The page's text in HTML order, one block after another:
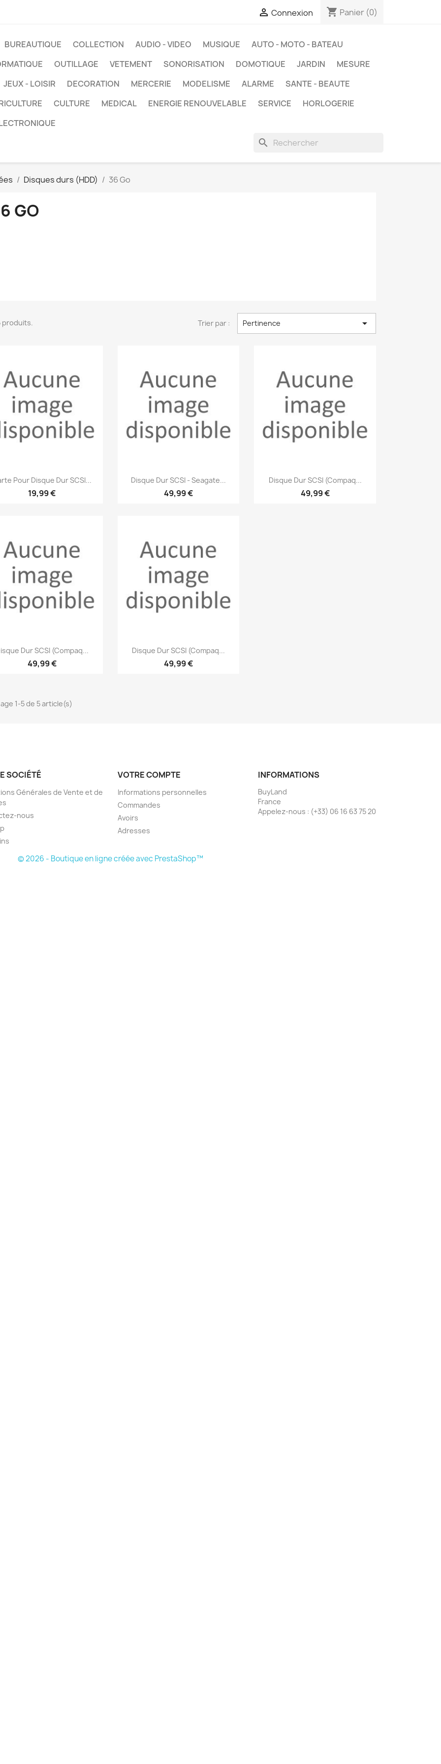
 Connexion shopping_cart Panier (0)
BUREAUTIQUE COLLECTION AUDIO - VIDEO MUSIQUE
AUTO - MOTO - BATEAU
OUTILLAGE VETEMENT SONORISATION DOMOTIQUE JARDIN
MESURE
JEUX - LOISIR
DECORATION MERCERIE MODELISME ALARME
SANTE - BEAUTE
CULTURE MEDICAL ENERGIE RENOUVELABLE SERVICE
HORLOGERIE
search
Disques durs (HDD) 36 Go
GO
produits. Trier par : Pertinence 
Aperçu rapide
Pour Disque Dur SCSI...
19,99 €
Aperçu rapide
Disque Dur SCSI - Seagate...
49,99 €
 Aperçu rapide
Disque Dur SCSI (Compaq...
49,99 €
 Aperçu rapide
Dur SCSI (Compaq...
49,99 €
 Aperçu rapide
Disque Dur SCSI (Compaq...
49,99 €
1-5 de 5 article(s)
SOCIÉTÉ
Générales de Vente et de
nous
VOTRE COMPTE
Informations personnelles
Commandes
Avoirs
Adresses
INFORMATIONS
BuyLand
France
Appelez-nous : (+33) 06 16 63 75 20
© 2026 - Boutique en ligne créée avec PrestaShop™